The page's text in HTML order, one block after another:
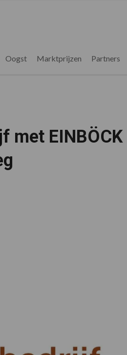
Oogst Marktprijzen Partners
met EINBÖCK